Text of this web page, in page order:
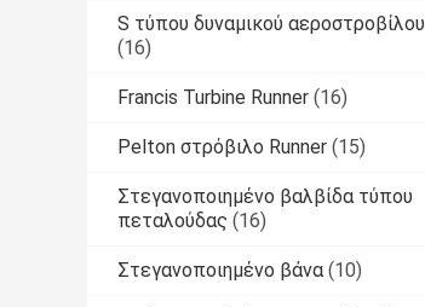
S τύπου δυναμικού αεροστροβίλου
(16)
Francis Turbine Runner (16)
Pelton στρόβιλο Runner (15)
Στεγανοποιημένο βαλβίδα τύπου
πεταλούδας (16)
Στεγανοποιημένο βάνα (10)